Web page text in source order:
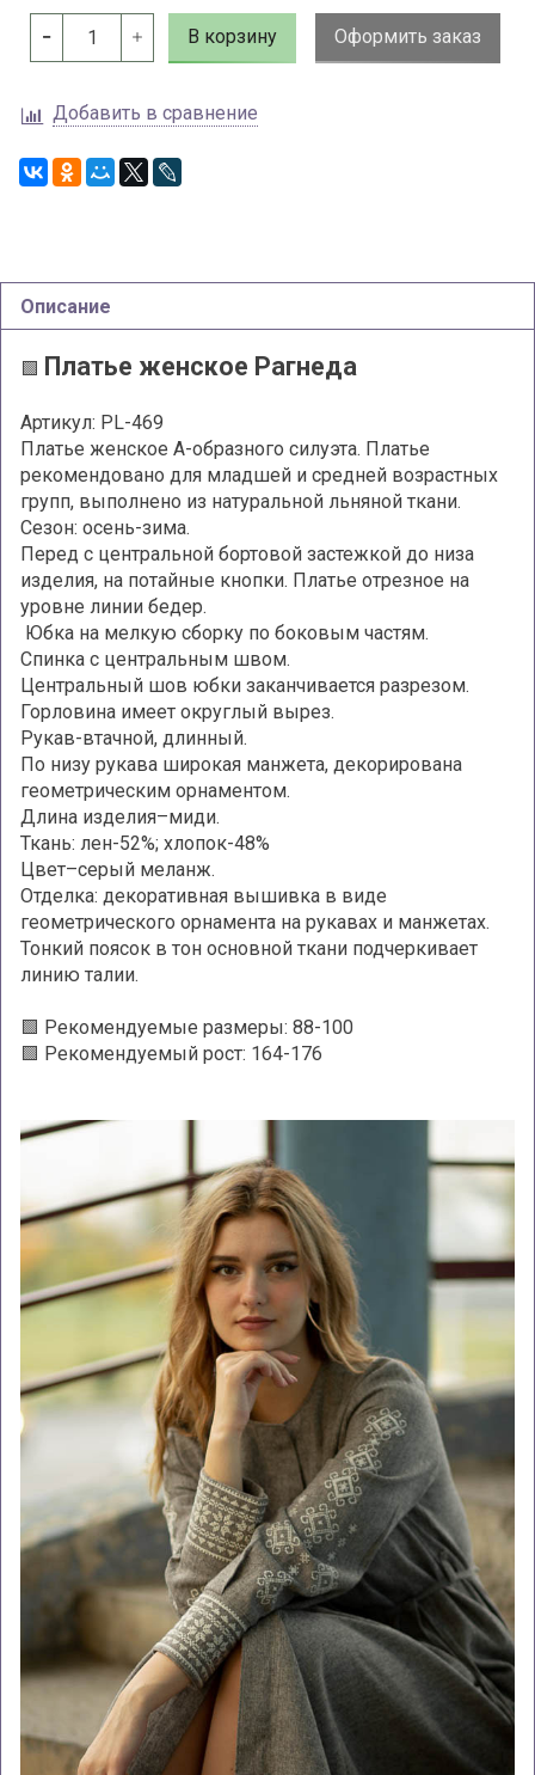
В корзину Оформить заказ
Добавить в сравнение
Описание
🟩 Платье женское Рагнеда
Артикул: PL-469
Платье женское A-образного силуэта. Платье
рекомендовано для младшей и средней возрастных
групп, выполнено из натуральной льняной ткани.
Сезон: осень-зима.
Перед с центральной бортовой застежкой до низа
изделия, на потайные кнопки. Платье отрезное на
уровне линии бедер.
Юбка на мелкую сборку по боковым частям.
Спинка с центральным швом.
Центральный шов юбки заканчивается разрезом.
Горловина имеет округлый вырез.
Рукав-втачной, длинный.
По низу рукава широкая манжета, декорирована
геометрическим орнаментом.
Длина изделия–миди.
Ткань: лен-52%; хлопок-48%
Цвет–серый меланж.
Отделка: декоративная вышивка в виде
геометрического орнамента на рукавах и манжетах.
Тонкий поясок в тон основной ткани подчеркивает
линию талии.
🟩 Рекомендуемые размеры: 88-100
🟩 Рекомендуемый рост: 164-176